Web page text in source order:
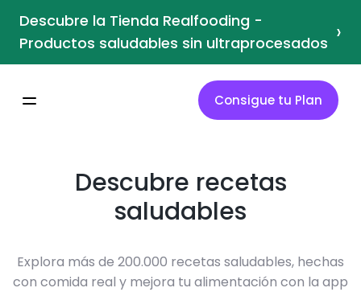
Descubre la Tienda Realfooding -
Productos saludables sin ultraprocesados ›
Consigue tu Plan
Descubre recetas
saludables
Explora más de 200.000 recetas saludables, hechas
con comida real y mejora tu alimentación con la app